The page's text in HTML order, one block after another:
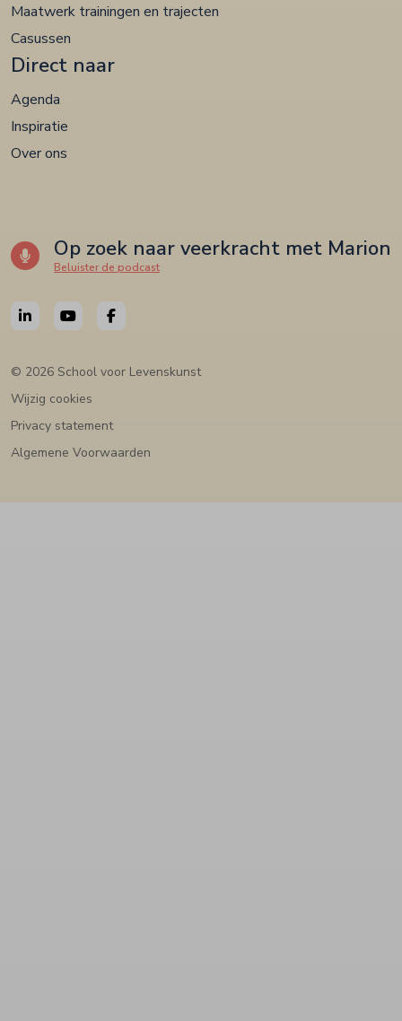
Maatwerk trainingen en trajecten
Casussen
Direct naar
Agenda
Inspiratie
Over ons
Op zoek naar veerkracht met Marion
Beluister de podcast
© 2026 School voor Levenskunst
Wijzig cookies
Privacy statement
Algemene Voorwaarden